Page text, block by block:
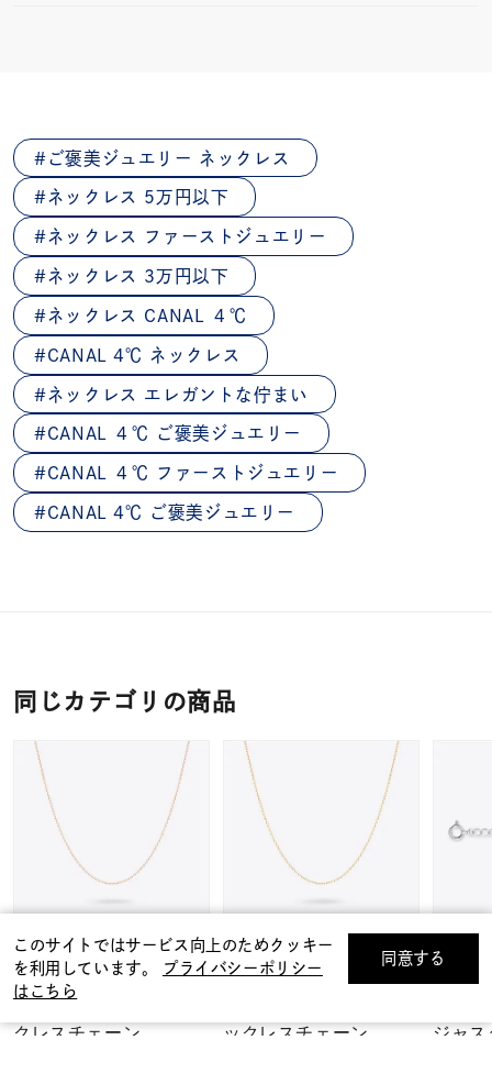
絞り込んで検索する
ご褒美ジュエリー ネックレス
ネックレス 5万円以下
ネックレス ファーストジュエリー
ネックレス 3万円以下
ネックレス CANAL ４℃
CANAL 4℃ ネックレス
ネックレス エレガントな佇まい
CANAL ４℃ ご褒美ジュエリー
CANAL ４℃ ファーストジュエリー
CANAL 4℃ ご褒美ジュエリー
同じカテゴリの商品
CANAL ４℃
K10ピンクゴールド ネッ
クレスチェーン
CANAL ４℃
ックレスチェーン
ジャ
このサイトではサービス向上のためクッキー
を利用しています。
プライバシーポリシー
はこちら
同意する